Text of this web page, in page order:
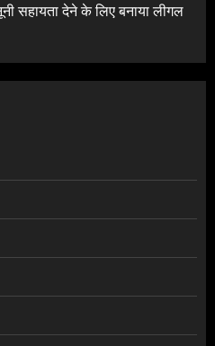
सहायता देने के लिए बनाया लीगल